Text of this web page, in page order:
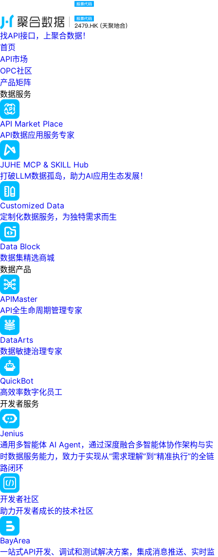
找API接口，上聚合数据！
首页
API市场
OPC社区
产品矩阵
数据服务
API Market Place
API数据应用服务专家
JUHE MCP & SKILL Hub
打破LLM数据孤岛，助力AI应用生态发展！
Customized Data
定制化数据服务，为独特需求而生
Data Block
数据集精选商城
数据产品
APIMaster
API全生命周期管理专家
DataArts
数据敏捷治理专家
QuickBot
高效率数字化员工
开发者服务
Jenius
通用多智能体 AI Agent，通过深度融合多智能体协作架构与实
时数据服务能力，致力于实现从“需求理解”到“精准执行”的全链
路闭环
开发者社区
助力开发者成长的技术社区
BayArea
一站式API开发、调试和测试解决方案，集成消息推送、实时监